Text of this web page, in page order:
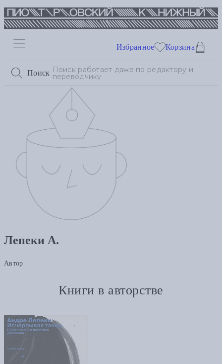
Поиск
Избранное Корзина
Лепеки А.
Автор
Книги в авторстве